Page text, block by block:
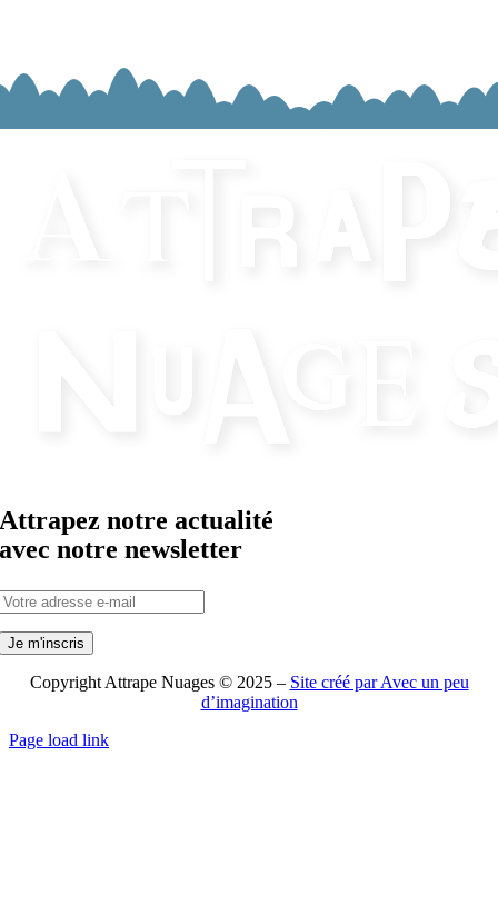
Attrapez notre actualité
avec notre newsletter
Copyright Attrape Nuages © 2025 – Site créé par Avec un peu
d’imagination
Page load link